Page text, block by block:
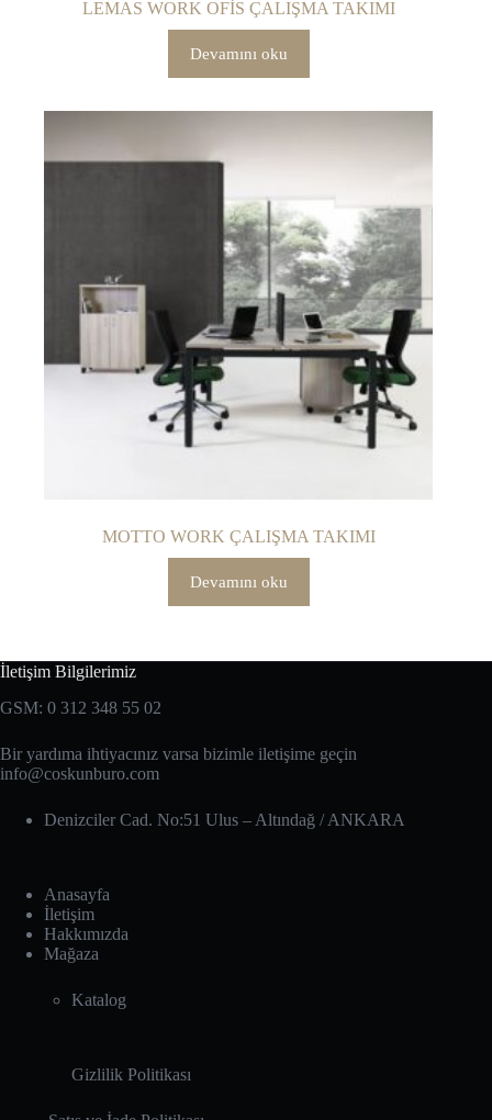
LEMAS WORK OFİS ÇALIŞMA TAKIMI
Devamını oku
MOTTO WORK ÇALIŞMA TAKIMI
Devamını oku
İletişim Bilgilerimiz
GSM: 0 312 348 55 02
Bir yardıma ihtiyacınız varsa bizimle iletişime geçin
info@coskunburo.com
Denizciler Cad. No:51 Ulus – Altındağ‎ / ANKARA
Anasayfa
İletişim
Hakkımızda
Mağaza
Katalog
Gizlilik Politikası